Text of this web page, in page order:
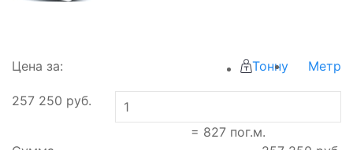
Цена за: Тонну Метр
257 250 руб.
= 827 пог.м.